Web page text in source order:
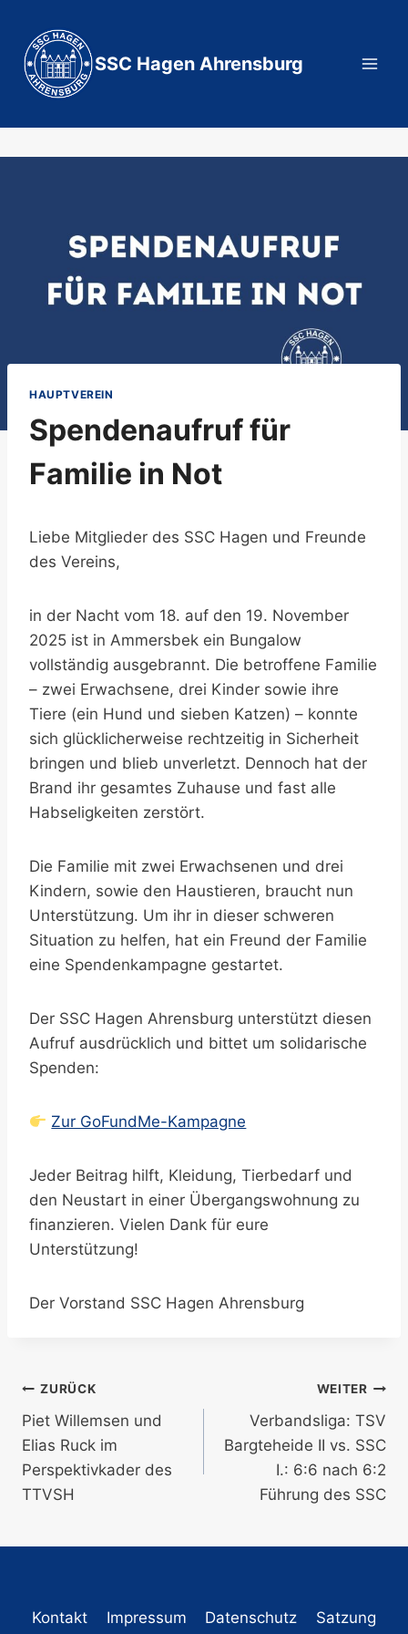
Inhalt
springen
SSC Hagen Ahrensburg
HAUPTVEREIN
Spendenaufruf für
Familie in Not
Liebe Mitglieder des SSC Hagen und Freunde
des Vereins,
in der Nacht vom 18. auf den 19. November
2025 ist in Ammersbek ein Bungalow
vollständig ausgebrannt. Die betroffene Familie
– zwei Erwachsene, drei Kinder sowie ihre
Tiere (ein Hund und sieben Katzen) – konnte
sich glücklicherweise rechtzeitig in Sicherheit
bringen und blieb unverletzt. Dennoch hat der
Brand ihr gesamtes Zuhause und fast alle
Habseligkeiten zerstört.
Die Familie mit zwei Erwachsenen und drei
Kindern, sowie den Haustieren, braucht nun
Unterstützung. Um ihr in dieser schweren
Situation zu helfen, hat ein Freund der Familie
eine Spendenkampagne gestartet.
Der SSC Hagen Ahrensburg unterstützt diesen
Aufruf ausdrücklich und bittet um solidarische
Spenden:
Zur GoFundMe-Kampagne
Jeder Beitrag hilft, Kleidung, Tierbedarf und
den Neustart in einer Übergangswohnung zu
finanzieren. Vielen Dank für eure
Unterstützung!
Der Vorstand SSC Hagen Ahrensburg
Beitragsnavigation
ZURÜCK
Piet Willemsen und
Elias Ruck im
Perspektivkader des
TTVSH
WEITER
Verbandsliga: TSV
Bargteheide II vs. SSC
I.: 6:6 nach 6:2
Führung des SSC
Kontakt Impressum Datenschutz Satzung